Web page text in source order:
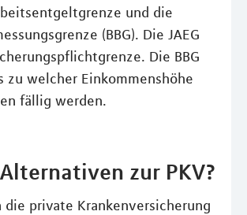
und die
(BBG). Die JAEG
Die BBG
zu welcher Einkommenshöhe
fällig werden.
zur PKV?
private Krankenversicherung